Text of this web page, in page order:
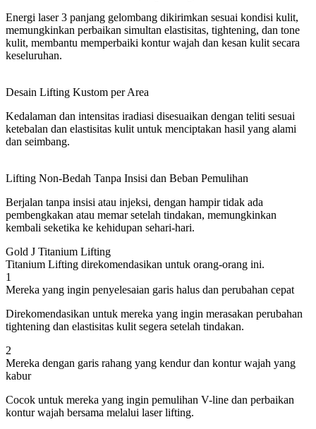
Energi laser 3 panjang gelombang dikirimkan sesuai kondisi kulit,
memungkinkan perbaikan simultan elastisitas, tightening, dan tone
kulit, membantu memperbaiki kontur wajah dan kesan kulit secara
keseluruhan.
Desain Lifting Kustom per Area
Kedalaman dan intensitas iradiasi disesuaikan dengan teliti sesuai
ketebalan dan elastisitas kulit untuk menciptakan hasil yang alami
dan seimbang.
Lifting Non-Bedah Tanpa Insisi dan Beban Pemulihan
Berjalan tanpa insisi atau injeksi, dengan hampir tidak ada
pembengkakan atau memar setelah tindakan, memungkinkan
kembali seketika ke kehidupan sehari-hari.
Gold J Titanium Lifting
Titanium Lifting direkomendasikan untuk orang-orang ini.
1
Mereka yang ingin penyelesaian garis halus dan perubahan cepat
Direkomendasikan untuk mereka yang ingin merasakan perubahan
tightening dan elastisitas kulit segera setelah tindakan.
2
Mereka dengan garis rahang yang kendur dan kontur wajah yang
kabur
Cocok untuk mereka yang ingin pemulihan V-line dan perbaikan
kontur wajah bersama melalui laser lifting.